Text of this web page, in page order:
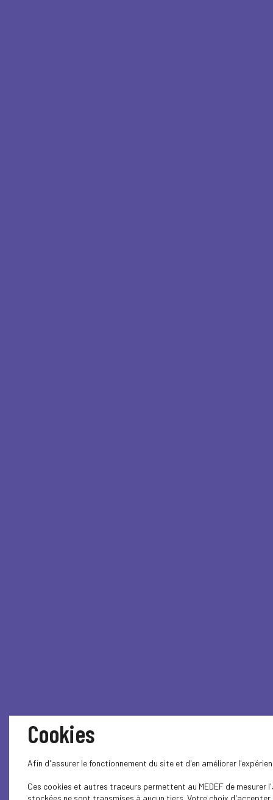
Cookies
Afin d'assurer le fonctionnement du site et d'en améliorer
Ces cookies et autres traceurs permettent au MEDEF de
stockées ne sont transmises à aucun tiers. Votre choix